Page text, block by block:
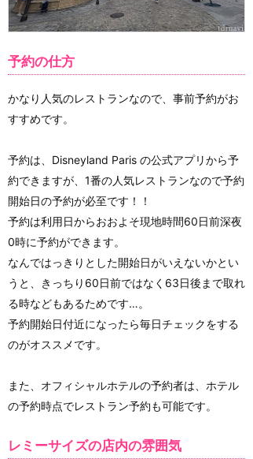
予約の仕方
かなり人気のレストランなので、事前予約がお
すすめです。
予約は、Disneyland Paris の公式アプリから予
約できますが、1番の人気レストランなので予約
開始日の予約が必至です！！
予約は利用日からおおよそ現地時間60日前深夜
0時に予約ができます。
なんではっきりとした開始日がいえないかとい
うと、きっちり60日前ではなく63日後まで取れ
る時などもあるためです…。
予約開始日付近になったら毎日チェックをする
のがオススメです。
また、オフィシャルホテルの予約者は、ホテル
の予約時点でレストラン予約も可能です。
レミーサイズの店内の雰囲気